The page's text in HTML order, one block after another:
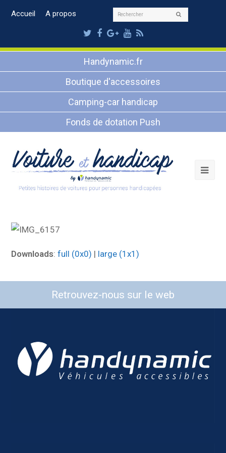
Accueil A propos Rechercher
Twitter
Facebook
Google
Plus
Youtube
RSS
Handynamic.fr
Boutique d'accessoires
Camping-car handicap
Fonds de dotation Push
Downloads:full (0x0) | large (1x1)
Retrouvez-nous sur le web